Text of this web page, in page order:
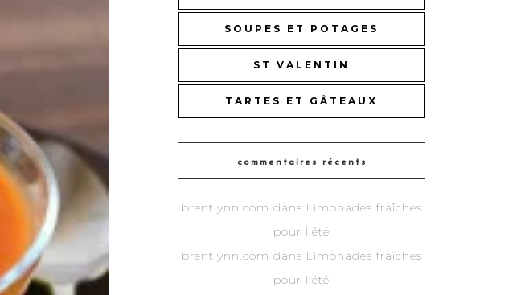
SOUPES ET POTAGES
ST VALENTIN
TARTES ET GÂTEAUX
commentaires récents
brentlynn.com dans Limonades fraîches
pour l’été
brentlynn.com dans Limonades fraîches
pour l’été